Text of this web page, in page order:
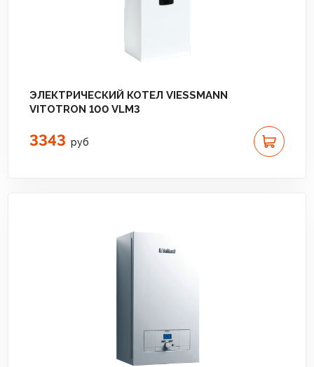
ЭЛЕКТРИЧЕСКИЙ КОТЕЛ VIESSMANN
VITOTRON 100 VLM3
3343 руб